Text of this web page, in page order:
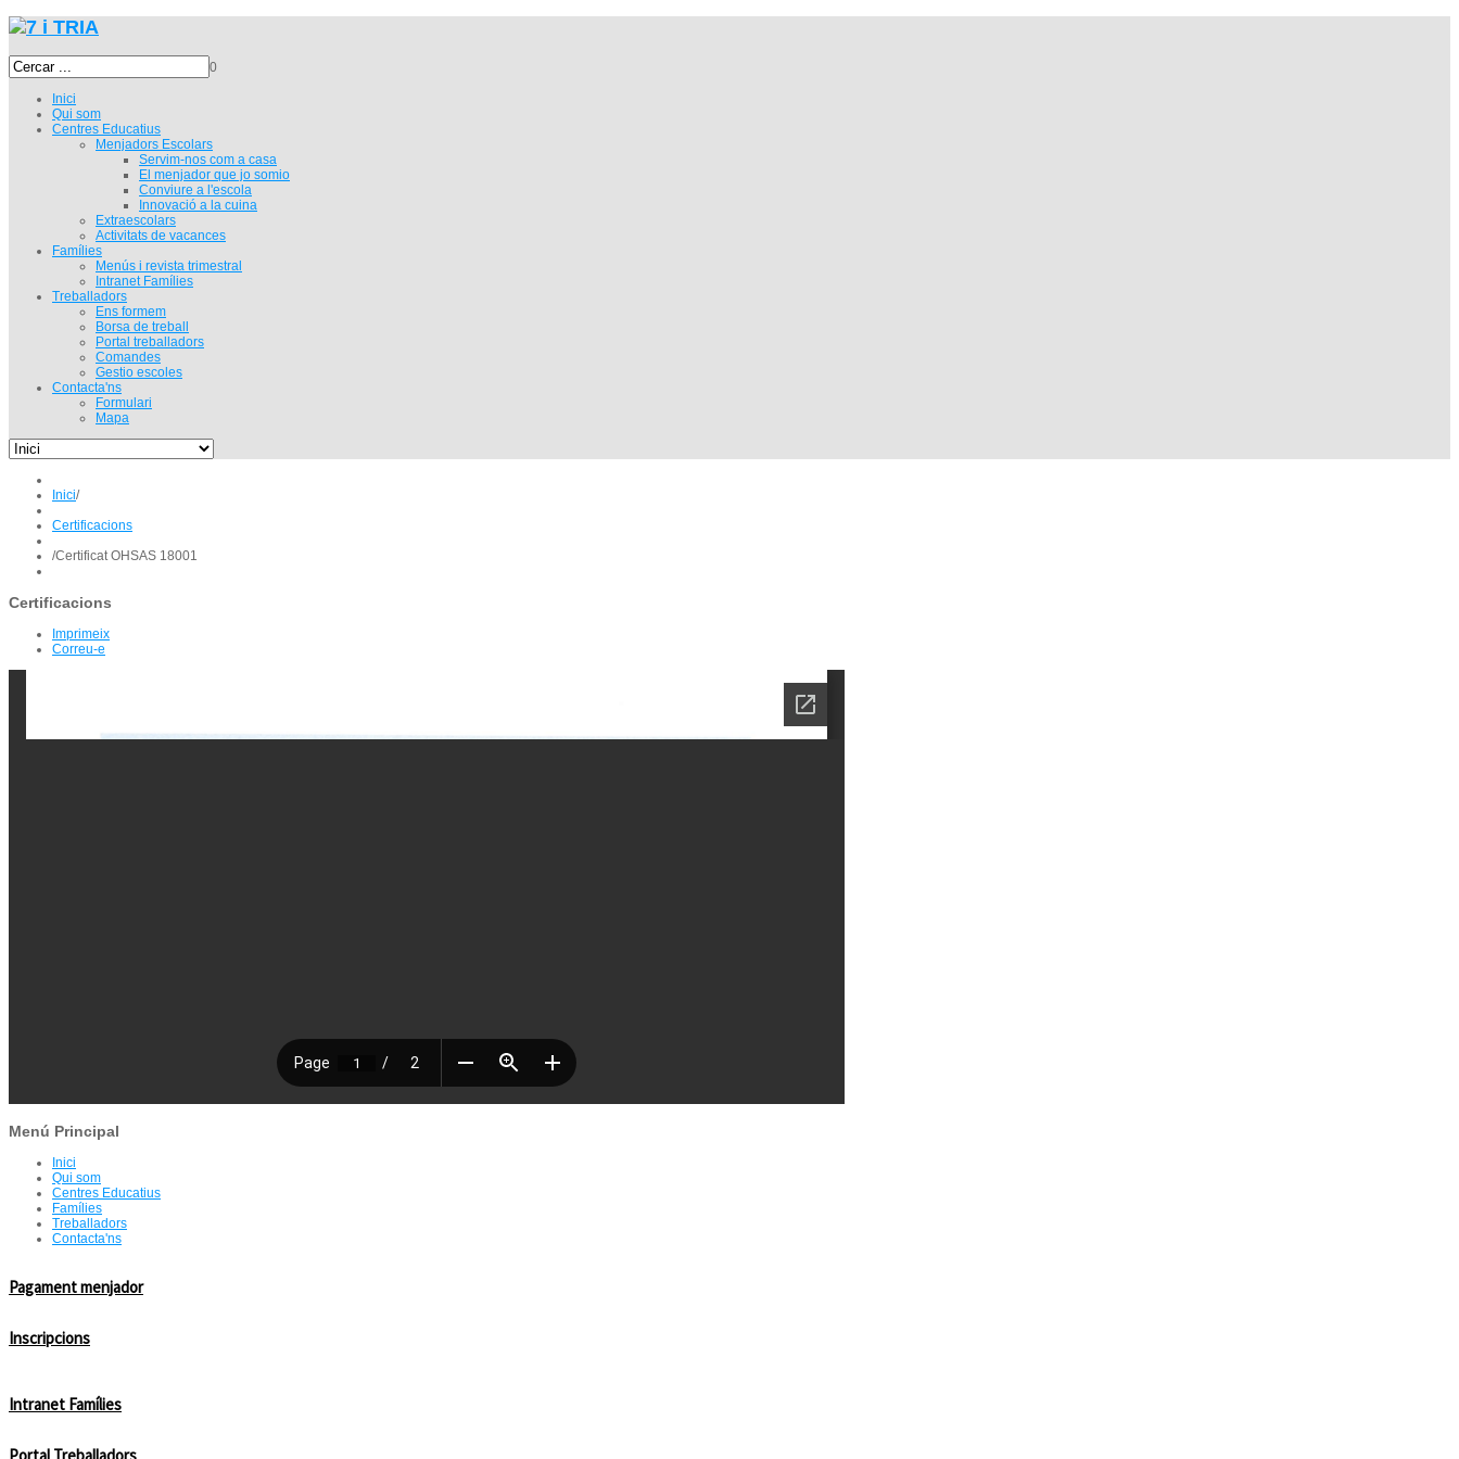
0
Inici
Qui som
Centres Educatius
Menjadors Escolars
Servim-nos com a casa
El menjador que jo somio
Conviure a l'escola
Innovació a la cuina
Extraescolars
Activitats de vacances
Famílies
Menús i revista trimestral
Intranet Famílies
Treballadors
Ens formem
Borsa de treball
Portal treballadors
Comandes
Gestio escoles
Contacta'ns
Formulari
Mapa
Inici/
Certificacions
/Certificat OHSAS 18001
Certificacions
Imprimeix
Correu-e
Menú Principal
Inici
Qui som
Centres Educatius
Famílies
Treballadors
Contacta'ns
Pagament menjador
Inscripcions
Intranet Famílies